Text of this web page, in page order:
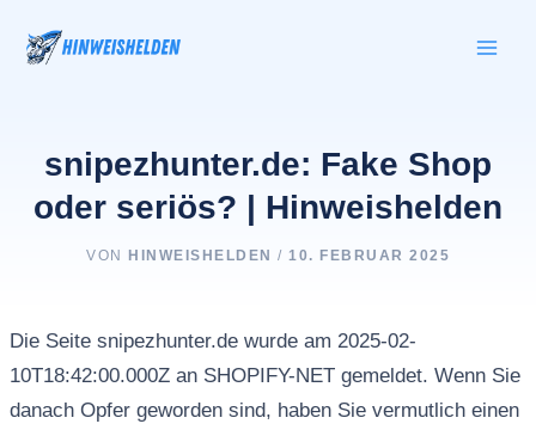
Inhalt
springen
snipezhunter.de: Fake Shop
oder seriös? | Hinweishelden
VON HINWEISHELDEN / 10. FEBRUAR 2025
Die Seite snipezhunter.de wurde am 2025-02-
10T18:42:00.000Z an SHOPIFY-NET gemeldet. Wenn Sie
danach Opfer geworden sind, haben Sie vermutlich einen